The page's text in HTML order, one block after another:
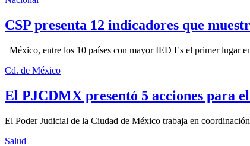
CSP presenta 12 indicadores que
México, entre los 10 países con mayor IED Es el primer lugar
Cd. de México
El PJCDMX presentó 5 acciones para
El Poder Judicial de la Ciudad de México trabaja en
Salud